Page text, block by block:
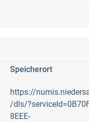
Speicherort
https://
/dls/
8EEE-